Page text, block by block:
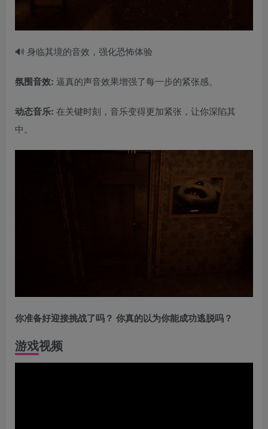
🔊 身临其境的音效，强化恐怖体验
氛围音效: 逼真的声音效果增强了每一步的紧张感。
动态音乐: 在关键时刻，音乐变得更加紧张，让你深陷其
中。
你准备好迎接挑战了吗？ 你真的以为你能成功逃脱吗？
游戏视频